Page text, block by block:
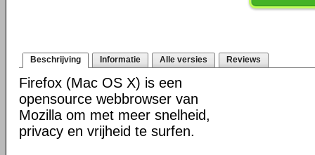
Beschrijving Informatie Alle versies Reviews
Firefox (Mac OS X) is een
opensource webbrowser van
Mozilla om met meer snelheid,
privacy en vrijheid te surfen.